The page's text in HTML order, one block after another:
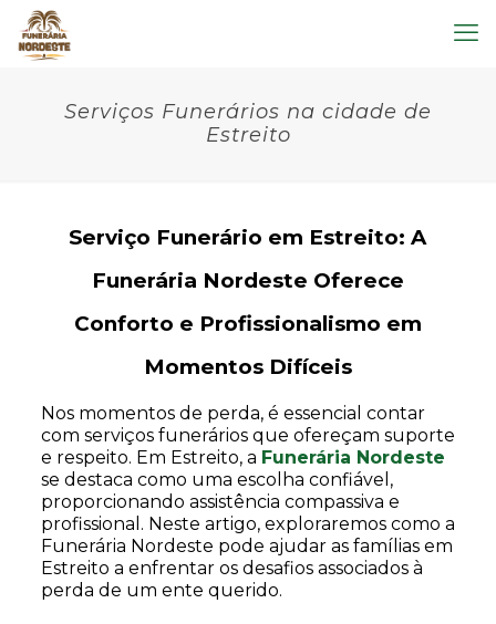
Serviços Funerários na cidade de
Estreito
Serviço Funerário em Estreito: A
Funerária Nordeste Oferece
Conforto e Profissionalismo em
Momentos Difíceis
Nos momentos de perda, é essencial contar
com serviços funerários que ofereçam suporte
e respeito. Em Estreito, a Funerária Nordeste
se destaca como uma escolha confiável,
proporcionando assistência compassiva e
profissional. Neste artigo, exploraremos como a
Funerária Nordeste pode ajudar as famílias em
Estreito a enfrentar os desafios associados à
perda de um ente querido.